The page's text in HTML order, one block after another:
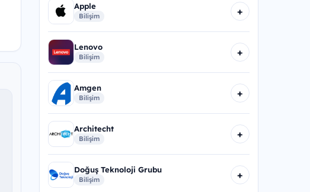
Apple
Bilişim +
Lenovo
Bilişim +
Amgen
Bilişim +
Architecht
Bilişim +
Doğuş Teknoloji Grubu
Bilişim +